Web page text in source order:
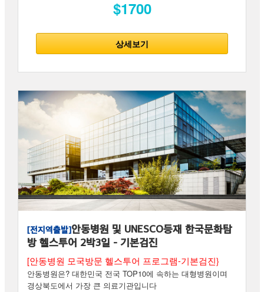
$1700
상세보기
[전지역출발]안동병원 및 UNESCO등재 한국문화탐
방 헬스투어 2박3일 - 기본검진
[안동병원 모국방문 헬스투어 프로그램-기본검진}
안동병원은? 대한민국 전국 TOP10에 속하는 대형병원이며
경상북도에서 가장 큰 의료기관입니다